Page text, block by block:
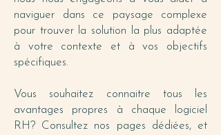
proposer des solutions
personnalisées, renforçant ainsi
l'engagement et la satisfaction des
employés.
naviguer dans ce paysage complexe
pour trouver la solution la plus adaptée
à votre contexte et à vos objectifs
spécifiques.
Vous souhaitez connaitre tous les
avantages propres à chaque logiciel
RH? Consultez nos pages dédiées, et